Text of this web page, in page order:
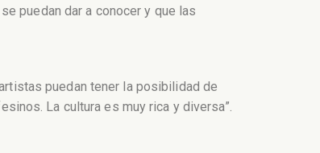
puedan dar a conocer y que las
puedan tener la posibilidad de
La cultura es muy rica y diversa”.